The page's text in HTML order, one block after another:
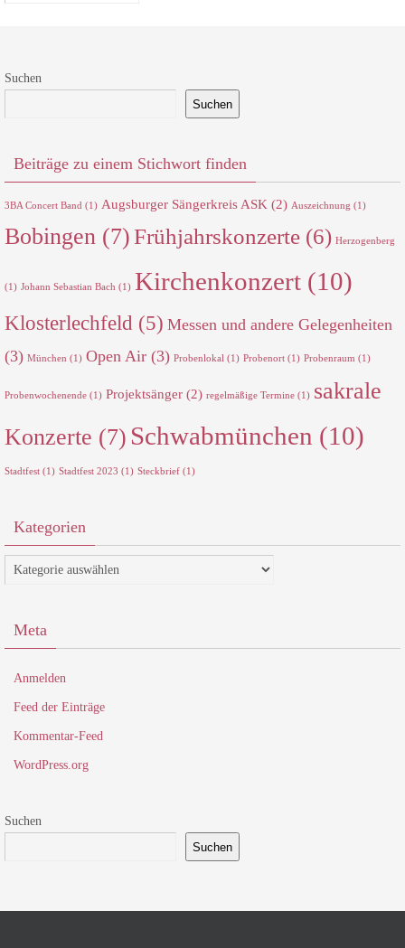
Suchen
Suchen
Beiträge zu einem Stichwort finden
3BA Concert Band (1) Augsburger Sängerkreis ASK (2) Auszeichnung (1)
Bobingen (7)Frühjahrskonzerte (6) Herzogenberg
(1) Johann Sebastian Bach (1) Kirchenkonzert (10)
Klosterlechfeld (5) Messen und andere Gelegenheiten
(3) München (1) Open Air (3) Probenlokal (1) Probenort (1) Probenraum (1)
Probenwochenende (1) Projektsänger (2) regelmäßige Termine (1) sakrale
Konzerte (7) Schwabmünchen (10)
Stadtfest (1) Stadtfest 2023 (1) Steckbrief (1)
Kategorien
Kategorien
Meta
Anmelden
Feed der Einträge
Kommentar-Feed
WordPress.org
Suchen
Suchen